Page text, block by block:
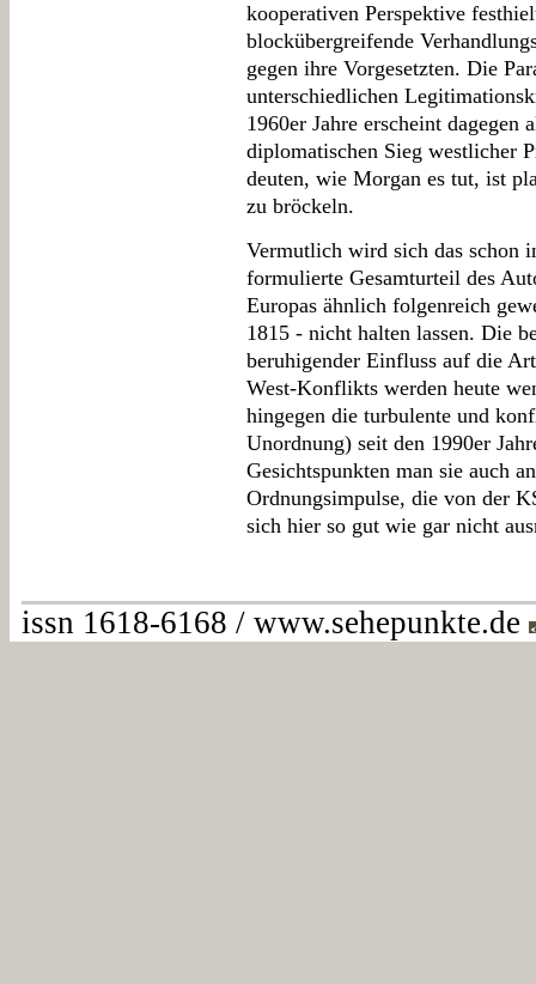
kooperativen Perspektive
blockübergreifende
gegen ihre Vorgesetzten. Die
unterschiedlichen
1960er Jahre erscheint dagegen
diplomatischen Sieg westlicher
deuten, wie Morgan es tut, ist
zu bröckeln.
Vermutlich wird sich das schon
formulierte Gesamturteil des
Europas ähnlich folgenreich
1815 - nicht halten lassen. Die
beruhigender Einfluss auf die
West-Konflikts werden heute
hingegen die turbulente und
Unordnung) seit den 1990er
Gesichtspunkten man sie auch
Ordnungsimpulse, die von der
sich hier so gut wie gar nicht
issn 1618-6168 / www.sehepunkte.de